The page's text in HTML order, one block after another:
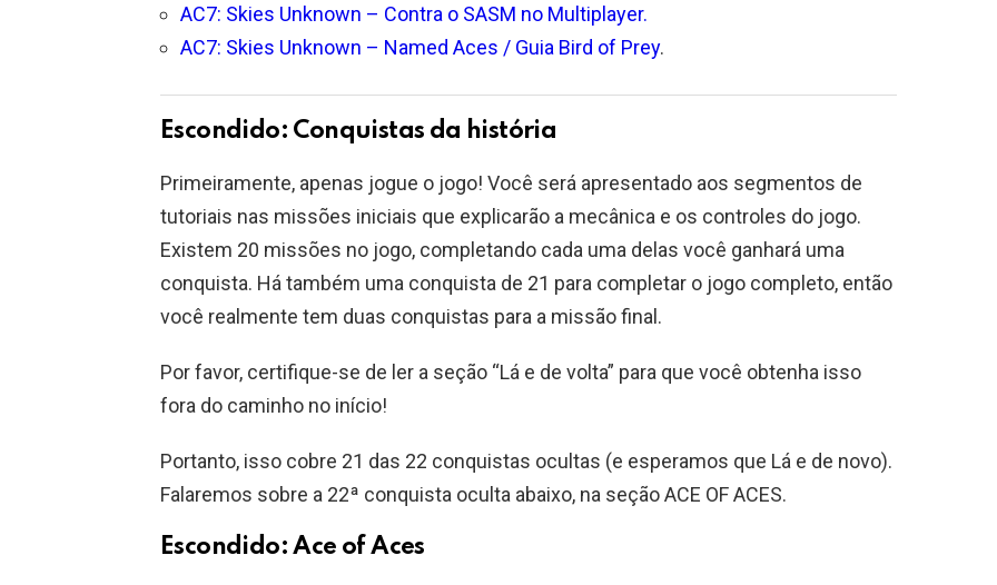
AC7: Skies Unknown – Contra o SASM no Multiplayer.
AC7: Skies Unknown – Named Aces / Guia Bird of Prey.
Escondido: Conquistas da história
Primeiramente, apenas jogue o jogo! Você será apresentado aos segmentos de
tutoriais nas missões iniciais que explicarão a mecânica e os controles do jogo.
Existem 20 missões no jogo, completando cada uma delas você ganhará uma
conquista. Há também uma conquista de 21 para completar o jogo completo, então
você realmente tem duas conquistas para a missão final.
Por favor, certifique-se de ler a seção “Lá e de volta” para que você obtenha isso
fora do caminho no início!
Portanto, isso cobre 21 das 22 conquistas ocultas (e esperamos que Lá e de novo).
Falaremos sobre a 22ª conquista oculta abaixo, na seção ACE OF ACES.
Escondido: Ace of Aces